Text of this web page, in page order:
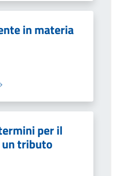
in materia
per il
tributo